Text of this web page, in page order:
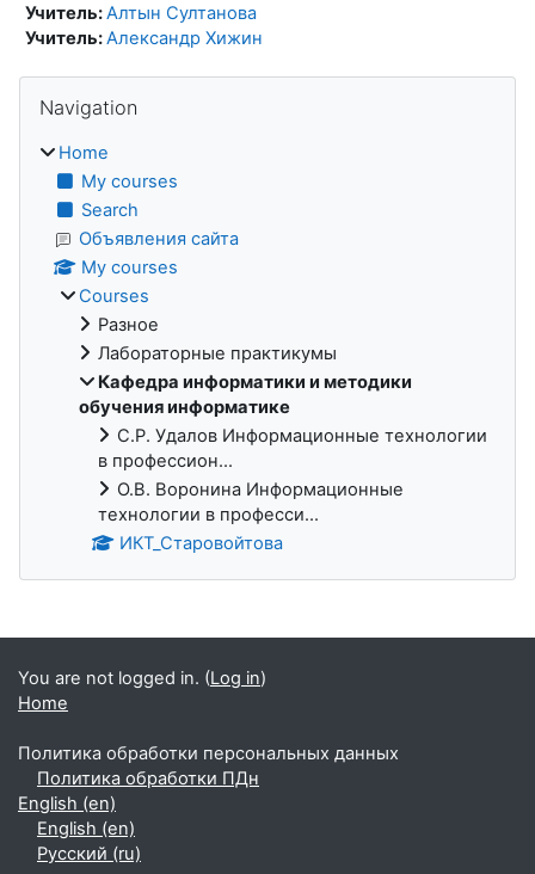
Учитель:Алтын Султанова
Учитель:Александр Хижин
Blocks
Navigation
Home
My courses
Search
Объявления сайта
My courses
Courses
Разное
Лабораторные практикумы
Кафедра информатики и методики
обучения информатике
С.Р. Удалов Информационные технологии
в профессион...
О.В. Воронина Информационные
технологии в професси...
ИКТ_Старовойтова
Supplementary blocks
You are not logged in. (Log in)
Home
Политика обработки персональных данных
Политика обработки ПДн
English ‎(en)‎
English ‎(en)‎
Русский ‎(ru)‎